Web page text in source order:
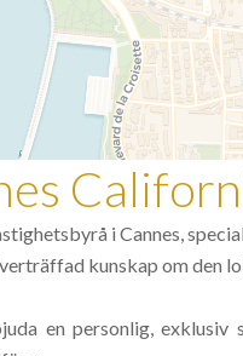
i Cannes,
kunskap om den
en personlig,